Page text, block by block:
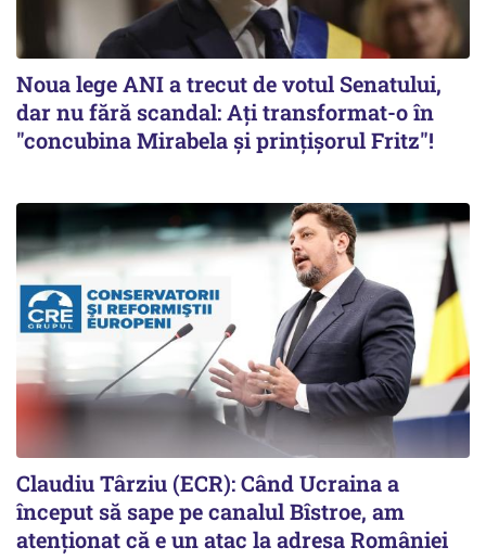
Noua lege ANI a trecut de votul Senatului,
dar nu fără scandal: Ați transformat-o în
"concubina Mirabela şi prinţişorul Fritz"!
Claudiu Târziu (ECR): Când Ucraina a
început să sape pe canalul Bîstroe, am
atenționat că e un atac la adresa României